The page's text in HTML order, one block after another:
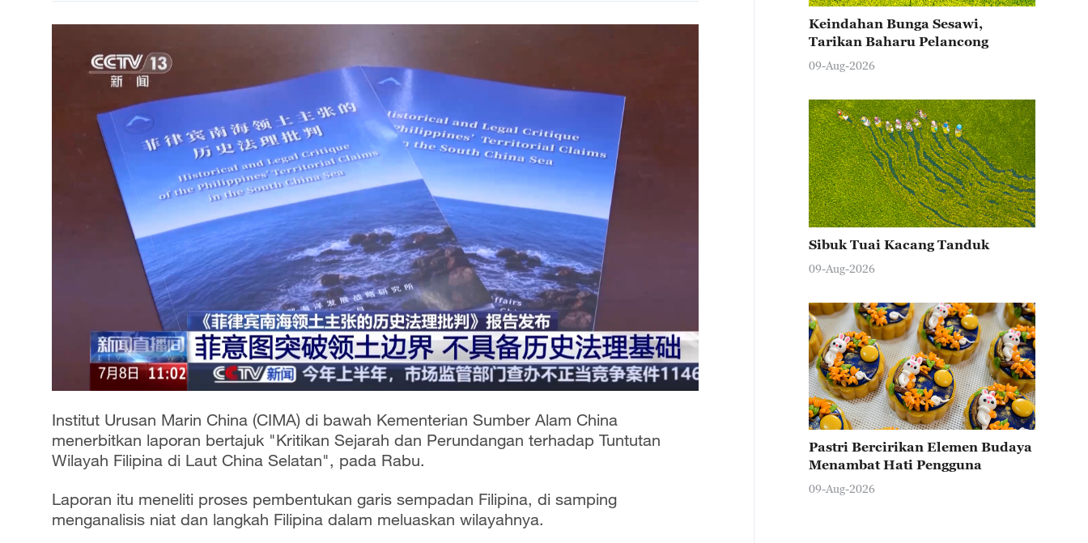
Institut Urusan Marin China (CIMA) di bawah Kementerian Sumber Alam China
menerbitkan laporan bertajuk "Kritikan Sejarah dan Perundangan terhadap Tuntutan
Wilayah Filipina di Laut China Selatan", pada Rabu.
Laporan itu meneliti proses pembentukan garis sempadan Filipina, di samping
menganalisis niat dan langkah Filipina dalam meluaskan wilayahnya.
Keindahan Bunga Sesawi,
Tarikan Baharu Pelancong
09-Aug-2026
Sibuk Tuai Kacang Tanduk
09-Aug-2026
Pastri Bercirikan Elemen Budaya
Menambat Hati Pengguna
09-Aug-2026